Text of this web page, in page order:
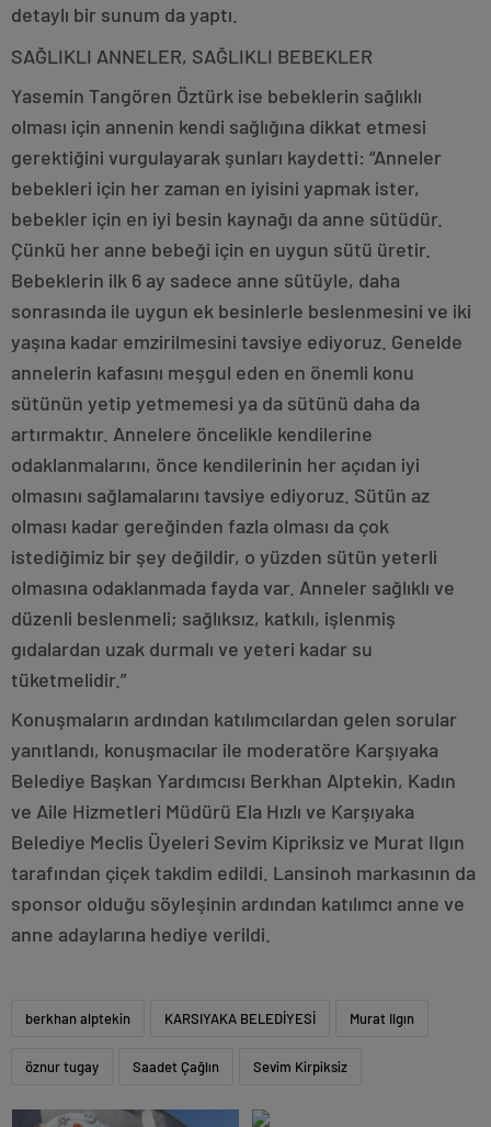
detaylı bir sunum da yaptı.
SAĞLIKLI ANNELER, SAĞLIKLI BEBEKLER
Yasemin Tangören Öztürk ise bebeklerin sağlıklı
olması için annenin kendi sağlığına dikkat etmesi
gerektiğini vurgulayarak şunları kaydetti: “Anneler
bebekleri için her zaman en iyisini yapmak ister,
bebekler için en iyi besin kaynağı da anne sütüdür.
Çünkü her anne bebeği için en uygun sütü üretir.
Bebeklerin ilk 6 ay sadece anne sütüyle, daha
sonrasında ile uygun ek besinlerle beslenmesini ve iki
yaşına kadar emzirilmesini tavsiye ediyoruz. Genelde
annelerin kafasını meşgul eden en önemli konu
sütünün yetip yetmemesi ya da sütünü daha da
artırmaktır. Annelere öncelikle kendilerine
odaklanmalarını, önce kendilerinin her açıdan iyi
olmasını sağlamalarını tavsiye ediyoruz. Sütün az
olması kadar gereğinden fazla olması da çok
istediğimiz bir şey değildir, o yüzden sütün yeterli
olmasına odaklanmada fayda var. Anneler sağlıklı ve
düzenli beslenmeli; sağlıksız, katkılı, işlenmiş
gıdalardan uzak durmalı ve yeteri kadar su
tüketmelidir.”
Konuşmaların ardından katılımcılardan gelen sorular
yanıtlandı, konuşmacılar ile moderatöre Karşıyaka
Belediye Başkan Yardımcısı Berkhan Alptekin, Kadın
ve Aile Hizmetleri Müdürü Ela Hızlı ve Karşıyaka
Belediye Meclis Üyeleri Sevim Kipriksiz ve Murat Ilgın
tarafından çiçek takdim edildi. Lansinoh markasının da
sponsor olduğu söyleşinin ardından katılımcı anne ve
anne adaylarına hediye verildi.
berkhan alptekin KARSIYAKA BELEDİYESİ Murat Ilgın
öznur tugay Saadet Çağlın Sevim Kirpiksiz